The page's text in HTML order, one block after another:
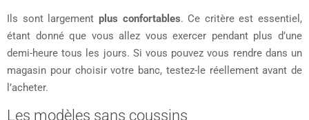
Ils sont largement plus confortables. Ce critère est essentiel,
étant donné que vous allez vous exercer pendant plus d’une
demi-heure tous les jours. Si vous pouvez vous rendre dans un
magasin pour choisir votre banc, testez-le réellement avant de
l’acheter.
Les modèles sans coussins